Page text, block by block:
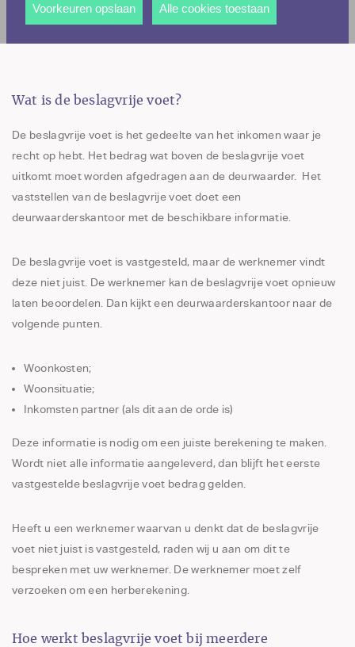
Wat is de beslagvrije voet?
De beslagvrije voet is het gedeelte van het inkomen waar je
recht op hebt. Het bedrag wat boven de beslagvrije voet
uitkomt moet worden afgedragen aan de deurwaarder. Het
vaststellen van de beslagvrije voet doet een
deurwaarderskantoor met de beschikbare informatie.
De beslagvrije voet is vastgesteld, maar de werknemer vindt
deze niet juist. De werknemer kan de beslagvrije voet opnieuw
laten beoordelen. Dan kijkt een deurwaarderskantoor naar de
volgende punten.
Woonkosten;
Woonsituatie;
Inkomsten partner (als dit aan de orde is)
Deze informatie is nodig om een juiste berekening te maken.
Wordt niet alle informatie aangeleverd, dan blijft het eerste
vastgestelde beslagvrije voet bedrag gelden.
Heeft u een werknemer waarvan u denkt dat de beslagvrije
voet niet juist is vastgesteld, raden wij u aan om dit te
bespreken met uw werknemer. De werknemer moet zelf
verzoeken om een herberekening.
Hoe werkt beslagvrije voet bij meerdere
voortdurend verschijnt.
Voorkeuren opslaan Alle cookies toestaan